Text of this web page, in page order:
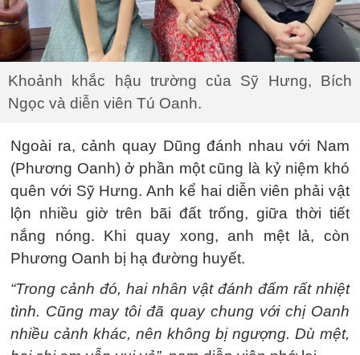
Khoảnh khắc hậu trường của Sỹ Hưng, Bích
Ngọc và diễn viên Tú Oanh.
Ngoài ra, cảnh quay Dũng đánh nhau với Nam
(Phương Oanh) ở phần một cũng là kỷ niệm khó
quên với Sỹ Hưng. Anh kể hai diễn viên phải vật
lộn nhiều giờ trên bãi đất trống, giữa thời tiết
nắng nóng. Khi quay xong, anh mệt lả, còn
Phương Oanh bị hạ đường huyết.
“Trong cảnh đó, hai nhân vật đánh đấm rất nhiệt
tình. Cũng may tôi đã quay chung với chị Oanh
nhiều cảnh khác, nên không bị ngượng. Dù mệt,